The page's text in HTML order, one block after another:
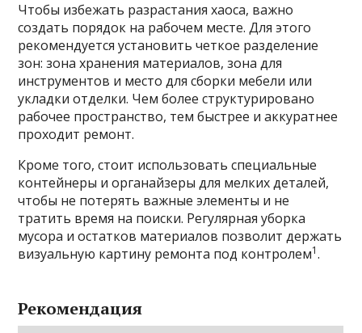
Чтобы избежать разрастания хаоса, важно
создать порядок на рабочем месте. Для этого
рекомендуется установить четкое разделение
зон: зона хранения материалов, зона для
инструментов и место для сборки мебели или
укладки отделки. Чем более структурировано
рабочее пространство, тем быстрее и аккуратнее
проходит ремонт.
Кроме того, стоит использовать специальные
контейнеры и органайзеры для мелких деталей,
чтобы не потерять важные элементы и не
тратить время на поиски. Регулярная уборка
мусора и остатков материалов позволит держать
визуальную картину ремонта под контролем1 .
Рекомендация